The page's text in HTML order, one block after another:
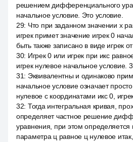
решением дифференциального
начальное условие. Это условие.
29: Что при заданном значении x
игрек примет значение игрек 0
быть также записано в виде игрек
30: Игрек 0 или игрек при икс
игрек нулевое начальное условие.
31: Эквивалентны и одинаково
начальное условие означает
нулевое с координатами икс 0,
32: Тогда интегральная кривая,
определяет частное решение
уравнения, при этом определяется
параметра ц равное ц нулевое